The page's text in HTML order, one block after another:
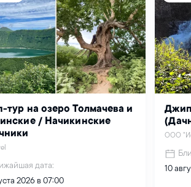
тур на озеро Толмачева и
/ Начикинские
дата:
2026 в 07:00
ООО
10